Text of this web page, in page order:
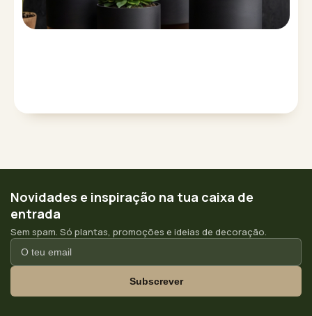
Novidades e inspiração na tua caixa de
entrada
Sem spam. Só plantas, promoções e ideias de decoração.
Subscrever